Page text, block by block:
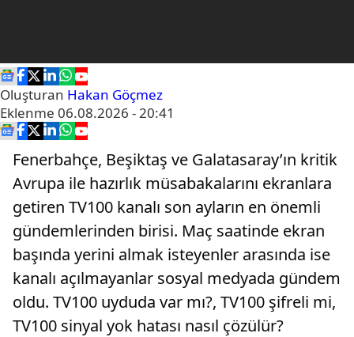
Oluşturan Hakan Göçmez
Eklenme 06.08.2026 - 20:41
Fenerbahçe, Beşiktaş ve Galatasaray’ın kritik
Avrupa ile hazırlık müsabakalarını ekranlara
getiren TV100 kanalı son ayların en önemli
gündemlerinden birisi. Maç saatinde ekran
başında yerini almak isteyenler arasında ise
kanalı açılmayanlar sosyal medyada gündem
oldu. TV100 uyduda var mı?, TV100 şifreli mi,
TV100 sinyal yok hatası nasıl çözülür?